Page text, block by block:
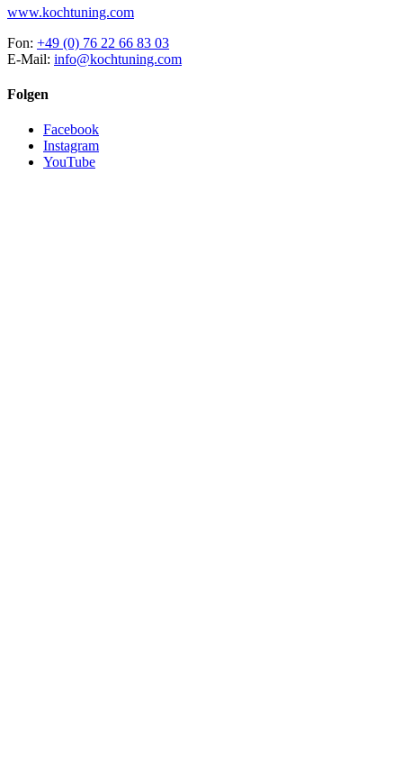
www.kochtuning.com
Fon: +49 (0) 76 22 66 83 03
E-Mail: info@kochtuning.com
Folgen
Facebook
Instagram
YouTube